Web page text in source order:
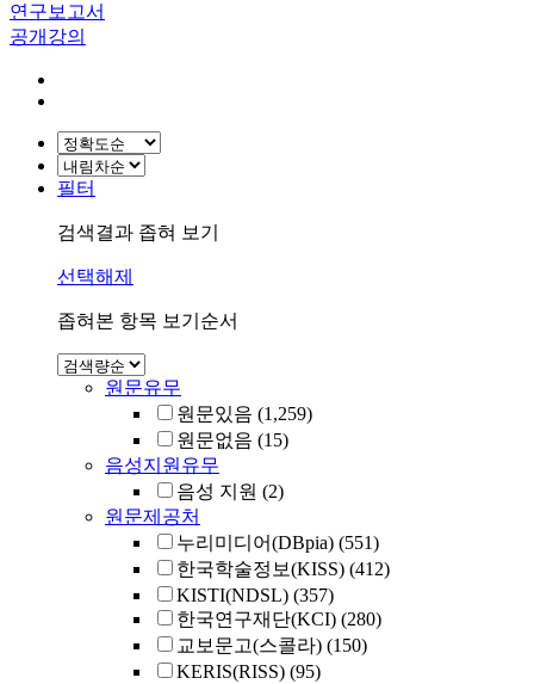
연구보고서
공개강의
필터
검색결과 좁혀 보기
선택해제
좁혀본 항목 보기순서
원문유무
원문있음 (1,259)
원문없음 (15)
음성지원유무
음성 지원 (2)
원문제공처
누리미디어(DBpia) (551)
한국학술정보(KISS) (412)
KISTI(NDSL) (357)
한국연구재단(KCI) (280)
교보문고(스콜라) (150)
KERIS(RISS) (95)